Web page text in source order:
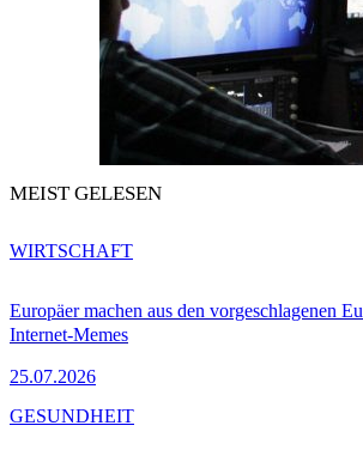
MEIST GELESEN
Europäer machen aus den vorgeschlagenen
Internet-Memes
25.07.2026
WIRTSCHAFT
GESUNDHEIT